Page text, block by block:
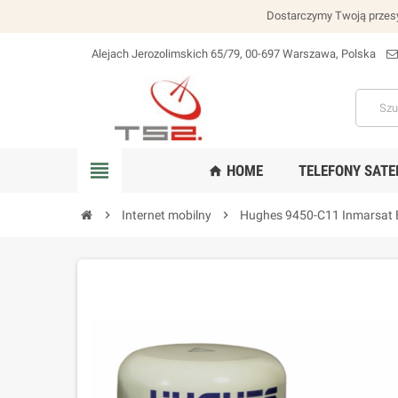
Dostarczymy Twoją
lokalizacja_na
Alejach Jerozolimskich 65/79, 00-697 Warszawa, Polska
view_headline home HOME TELEFONY
chevron_right Internet mobilny chevron_right Hughes 9450-C11 Inmarsat